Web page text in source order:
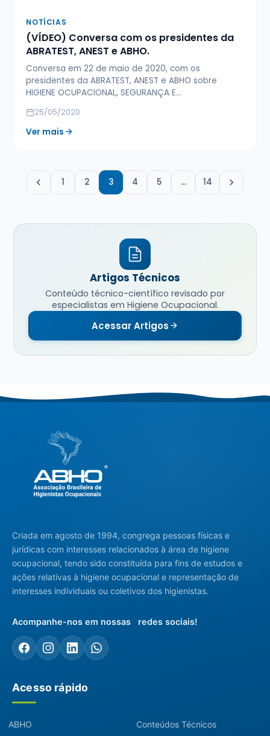
NOTÍCIAS
(VÍDEO) Conversa com os presidentes da
ABRATEST, ANEST e ABHO.
Conversa em 22 de maio de 2020, com os
presidentes da ABRATEST, ANEST e ABHO sobre
HIGIENE OCUPACIONAL, SEGURANÇA E…
25/05/2020
Ver mais
1 2 3 4 5 … 14
Artigos Técnicos
Conteúdo técnico-científico revisado por
especialistas em Higiene Ocupacional.
Acessar Artigos
Criada em agosto de 1994, congrega pessoas físicas e
jurídicas com interesses relacionados à área de higiene
ocupacional, tendo sido constituída para fins de estudos e
ações relativas à higiene ocupacional e representação de
interesses individuais ou coletivos dos higienistas.
Acompanhe-nos em nossas redes sociais!
Acesso rápido
ABHO Conteúdos Técnicos